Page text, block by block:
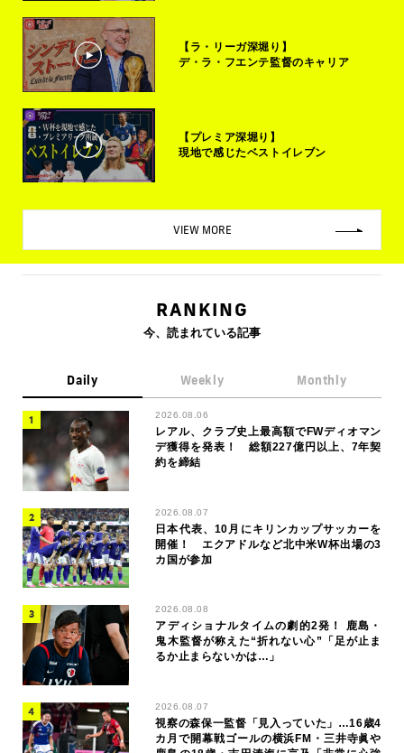
【ラ・リーガ深堀り】
デ・ラ・フエンテ監督のキャリア
【プレミア深堀り】
現地で感じたベストイレブン
VIEW MORE
RANKING
今、読まれている記事
Daily Weekly Monthly
2026.08.06
レアル、クラブ史上最高額でFWディオマン
デ獲得を発表！ 総額227億円以上、7年契
約を締結
2026.08.07
日本代表、10月にキリンカップサッカーを
開催！ エクアドルなど北中米W杯出場の3
カ国が参加
2026.08.08
アディショナルタイムの劇的2発！ 鹿島・
鬼木監督が称えた“折れない心”「足が止ま
るか止まらないかは…」
2026.08.07
視察の森保一監督「見入っていた」…16歳4
カ月で開幕戦ゴールの横浜FM・三井寺眞や